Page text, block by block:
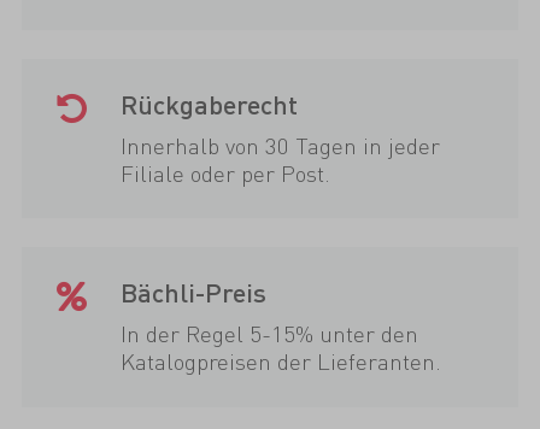
Rückgaberecht
Innerhalb von 30 Tagen in jeder
Filiale oder per Post.
Bächli-Preis
In der Regel 5-15% unter den
Katalogpreisen der Lieferanten.